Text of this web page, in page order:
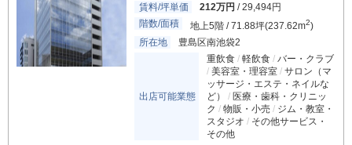
賃料/坪単価
212万円 / 29,494円
階数/面積
地上5階 / 71.88坪(237.62m2)
所在地
豊島区南池袋2
出店可能業態
重飲食 軽飲食
バー・クラブ
美容室・理容室
サロン（マ
ッサージ・エステ・ネイルな
ど）
医療・歯科・クリニッ
ク
物販・小売
ジム・教室・
スタジオ
その他サービス・
その他